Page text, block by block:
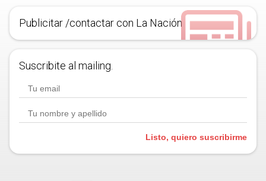
Publicitar /contactar con La Nación
Suscribite al mailing.
Listo, quiero suscribirme